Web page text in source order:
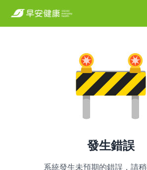
發生錯誤
系統發生未預期的錯誤，請稍